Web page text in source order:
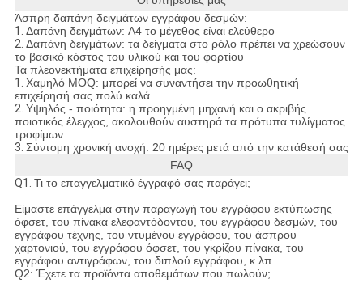
Άσπρη δαπάνη δειγμάτων εγγράφου δεσμών:
1. Δαπάνη δειγμάτων: A4 το μέγεθος είναι ελεύθερο
2. Δαπάνη δειγμάτων: τα δείγματα στο ρόλο πρέπει να χρεώσουν
το βασικό κόστος του υλικού και του φορτίου
Τα πλεονεκτήματα επιχείρησής μας:
1. Χαμηλό MOQ: μπορεί να συναντήσει την προωθητική
επιχείρησή σας πολύ καλά.
2. Υψηλός - ποιότητα: η προηγμένη μηχανή και ο ακριβής
ποιοτικός έλεγχος, ακολουθούν αυστηρά τα πρότυπα τυλίγματος
τροφίμων.
3. Σύντομη χρονική ανοχή: 20 ημέρες μετά από την κατάθεσή σας
FAQ
Q1. Τι το επαγγελματικό έγγραφό σας παράγει;
Είμαστε επάγγελμα στην παραγωγή του εγγράφου εκτύπωσης
όφσετ, του πίνακα ελεφαντόδοντου, του εγγράφου δεσμών, του
εγγράφου τέχνης, του ντυμένου εγγράφου, του άσπρου
χαρτονιού, του εγγράφου όφσετ, του γκρίζου πίνακα, του
εγγράφου αντιγράφων, του διπλού εγγράφου, κ.λπ.
Q2: Έχετε τα προϊόντα αποθεμάτων που πωλούν;